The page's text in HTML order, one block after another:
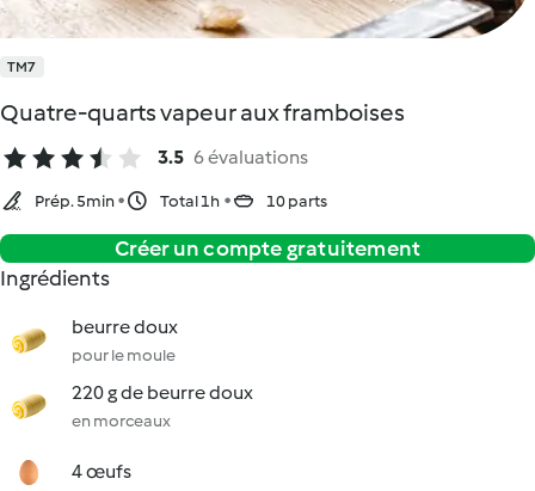
TM7
Quatre-quarts vapeur aux framboises
3.5 6 évaluations
Prép. 5min Total 1h 10 parts
Créer un compte gratuitement
Ingrédients
beurre doux
pour le moule
220 g de beurre doux
en morceaux
4 œufs